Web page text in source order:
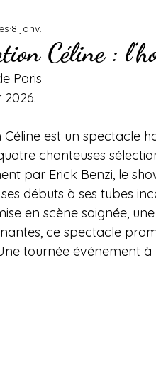
Céline :
8 janv.
Paris
2026.
est un spectacle
chanteuses
par Erick Benzi, le
ses débuts à ses tubes
en scène soignée,
ce spectacle
tournée événement